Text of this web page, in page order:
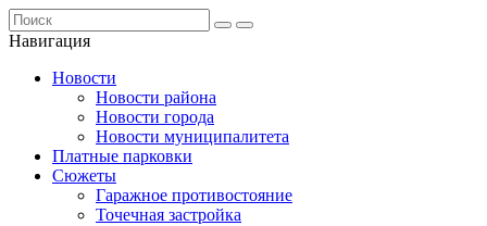
Навигация
Новости
Новости района
Новости города
Новости муниципалитета
Платные парковки
Сюжеты
Гаражное противостояние
Точечная застройка